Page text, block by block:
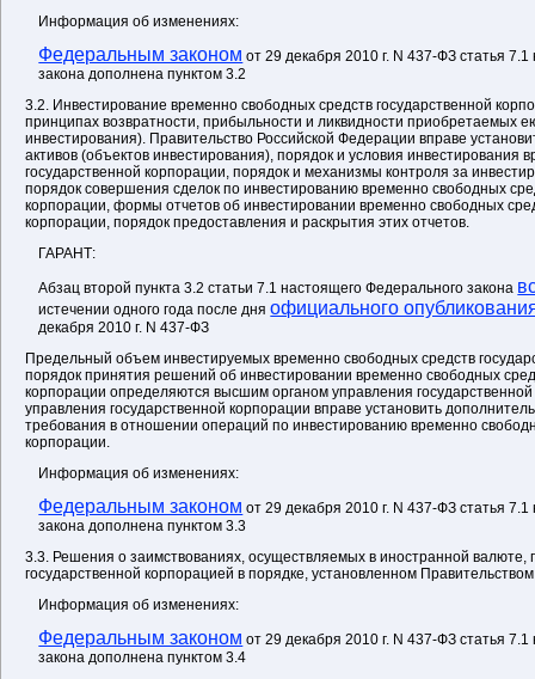
Информация об изменениях:
Федеральным законом от 29 декабря 2010 г. N 437-ФЗ статья
закона дополнена пунктом 3.2
3.2. Инвестирование временно свободных средств государственной
принципах возвратности, прибыльности и ликвидности приобретаемых
инвестирования). Правительство Российской Федерации вправе
активов (объектов инвестирования), порядок и условия инвестирования
государственной корпорации, порядок и механизмы контроля за
порядок совершения сделок по инвестированию временно свободных
корпорации, формы отчетов об инвестировании временно свободных
корпорации, порядок предоставления и раскрытия этих отчетов.
ГАРАНТ:
Абзац второй пункта 3.2 статьи 7.1 настоящего Федерального закона
истечении одного года после дняофициального
декабря 2010 г. N 437-ФЗ
Предельный объем инвестируемых временно свободных средств
порядок принятия решений об инвестировании временно свободных
корпорации определяются высшим органом управления
управления государственной корпорации вправе установить
требования в отношении операций по инвестированию временно
корпорации.
Информация об изменениях:
Федеральным законом от 29 декабря 2010 г. N 437-ФЗ статья
закона дополнена пунктом 3.3
3.3. Решения о заимствованиях, осуществляемых в иностранной валюте,
государственной корпорацией в порядке, установленном
Информация об изменениях:
Федеральным законом от 29 декабря 2010 г. N 437-ФЗ статья
закона дополнена пунктом 3.4